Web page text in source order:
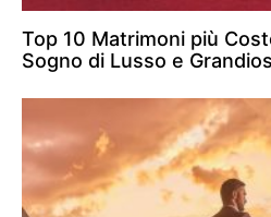
Top 10 Matrimoni più
Sogno di Lusso e